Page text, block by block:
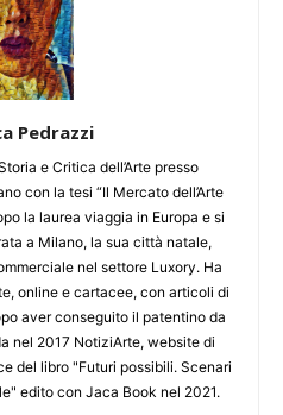
Pedrazzi
e Critica dell’Arte presso
con la tesi “Il Mercato dell’Arte
la laurea viaggia in Europa e si
a Milano, la sua città natale,
nel settore Luxory. Ha
online e cartacee, con articoli di
aver conseguito il patentino da
nel 2017 NotiziArte, website di
del libro "Futuri possibili. Scenari
edito con Jaca Book nel 2021.